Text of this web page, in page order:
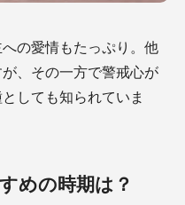
の愛情もたっぷり。他
、その一方で警戒心が
しても知られていま
めの時期は？